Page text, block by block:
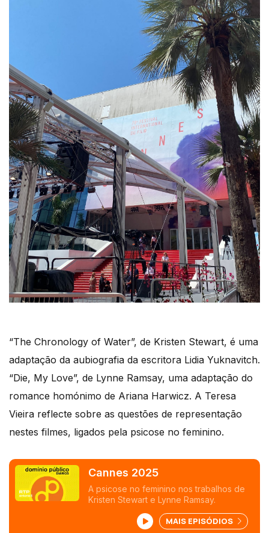
“The Chronology of Water”, de Kristen Stewart, é uma
adaptação da aubiografia da escritora Lidia Yuknavitch.
“Die, My Love”, de Lynne Ramsay, uma adaptação do
romance homónimo de Ariana Harwicz. A Teresa
Vieira reflecte sobre as questões de representação
nestes filmes, ligados pela psicose no feminino.
Cannes 2025
A psicose no feminino nos trabalhos de
Kristen Stewart e Lynne Ramsay.
MAIS EPISÓDIOS